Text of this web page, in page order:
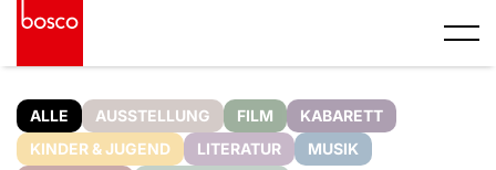
ALLE AUSSTELLUNG FILM
KABARETT
KINDER & JUGEND
LITERATUR
MUSIK